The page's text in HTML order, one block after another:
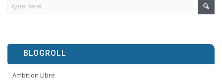
BLOGROLL
Ambition Libre